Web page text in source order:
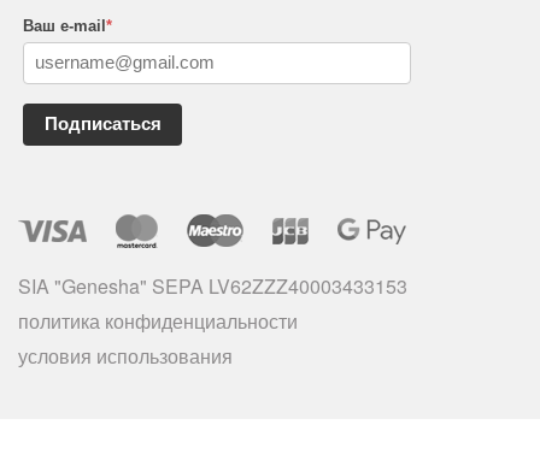
Ваш e-mail*
Подписаться
SIA "Genesha" SEPA LV62ZZZ40003433153
политика конфиденциальности
условия использования